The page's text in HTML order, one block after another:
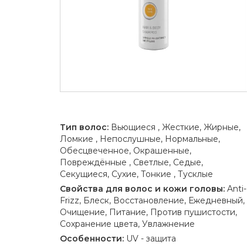
Тип волос: Вьющиеся , Жесткие, Жирные,
Ломкие , Непослушные, Нормальные,
Обесцвеченное, Окрашенные,
Повреждённые , Светлые, Седые,
Секущиеся, Сухие, Тонкие , Тусклые
Свойства для волос и кожи головы: Anti-
Frizz, Блеск, Восстановление, Ежедневный,
Очищение, Питание, Против пушистости,
Сохранение цвета, Увлажнение
Особенности: UV - защита